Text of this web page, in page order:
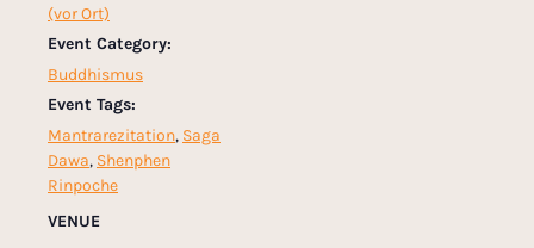
(vor Ort)
Event Category:
Buddhismus
Event Tags:
Mantrarezitation, Saga
Dawa, Shenphen
Rinpoche
VENUE